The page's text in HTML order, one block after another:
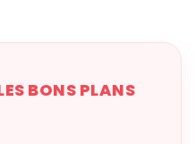
BONS PLANS